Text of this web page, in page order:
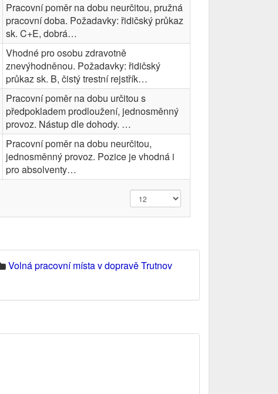
Pracovní poměr na dobu neurčitou, pružná
pracovní doba. Požadavky: řidičský průkaz
sk. C+E, dobrá…
Vhodné pro osobu zdravotně
znevýhodněnou. Požadavky: řidičský
průkaz sk. B, čistý trestní rejstřík…
Pracovní poměr na dobu určitou s
předpokladem prodloužení, jednosměnný
provoz. Nástup dle dohody. …
Pracovní poměr na dobu neurčitou,
jednosměnný provoz. Pozice je vhodná i
pro absolventy…
Volná pracovní místa v dopravě Trutnov